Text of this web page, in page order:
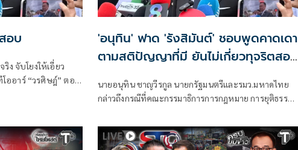
อบ
ง จับโยงให้เอี่ยว
ออาร์ “วรศิษฎ์” ตอก
'อนุทิน' ฟาด 'รังสิมันต์' ชอบพูดคาดเดา
ตามสติปัญญาที่มี ยันไม่เกี่ยวทุจริตสอบ
นายอนุทิน ชาญวีรกูล นายกรัฐมนตรีและรมว.มหาดไทย
กล่าวถึงกรณีที่คณะกรรมาธิการการกฎหมาย การยุติธรรม
เป็นประธานกรรมาธิการ มีการอ้างชื่อนายกรัฐมนตรี
เข้าไปเกี่ยวข้องกับการทุจริตสอบท้องถิ่น